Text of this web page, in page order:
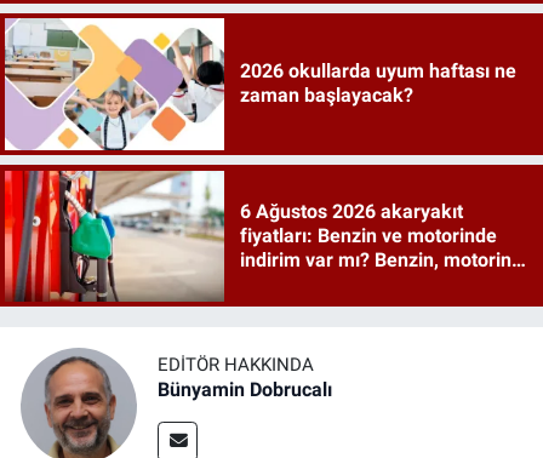
2026 okullarda uyum haftası ne
zaman başlayacak?
6 Ağustos 2026 akaryakıt
fiyatları: Benzin ve motorinde
indirim var mı? Benzin, motorin,
EDITÖR HAKKINDA
Bünyamin Dobrucalı